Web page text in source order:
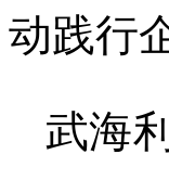
动践行
武海